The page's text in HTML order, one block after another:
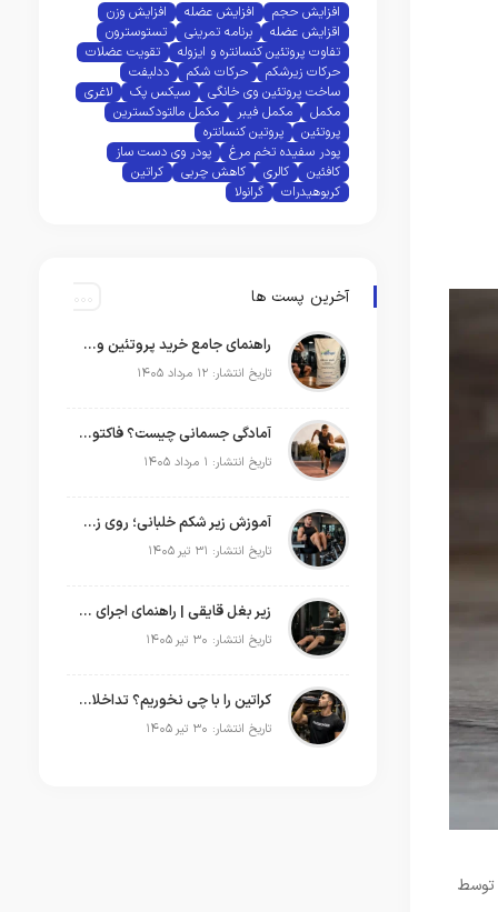
توسط
افزایش حجم افزایش عضله
افزایش وزن
اقزایش عضله
برنامه تمرینی
تستوسترون
تفاوت پروتئین کنسانتره و ایزوله
تقویت عضلات
حرکات زیرشکم
حرکات شکم
ددلیفت
ساخت پروتئین وی خانگی
سیکس پک
لاغری
مکمل
مکمل فیبر
مکمل مالتودکسترین
پروتئین
پروتین کنسانتره
پودر سفیده تخم مرغ
پودر وی دست ساز
کافئین
کالری کاهش چربی
کراتین
کربوهیدرات
گرانولا
آخرین پست ها
راهنمای جامع خرید پروتئین وی هیلمار | ایزوله یا کنسانتره؟
تاریخ انتشار: ۱۲ مرداد ۱۴۰۵
آمادگی جسمانی چیست؟ فاکتورها، تست‌ها و انواع ورزش‌ ها
تاریخ انتشار: ۱ مرداد ۱۴۰۵
آموزش زیر شکم خلبانی؛ روی زمین، خوابیده و بدون دستگاه
تاریخ انتشار: ۳۱ تیر ۱۴۰۵
زیر بغل قایقی | راهنمای اجرای صحیح و آموزش انواع حرکت قایقی
تاریخ انتشار: ۳۰ تیر ۱۴۰۵
کراتین را با چی نخوریم؟ تداخلات دارویی، مکمل‌ ها و الکل
تاریخ انتشار: ۳۰ تیر ۱۴۰۵